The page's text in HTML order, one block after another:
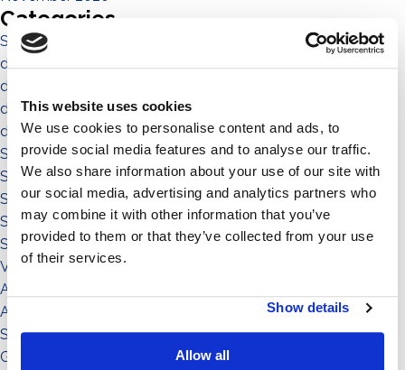
This website uses cookies
We use cookies to personalise content and ads, to
provide social media features and to analyse our traffic.
We also share information about your use of our site with
our social media, advertising and analytics partners who
may combine it with other information that you’ve
provided to them or that they’ve collected from your use
of their services.
Show details
Allow all
Categories
Sistema No-Flex
die menschen
die gemeinde
die umgebung
das territorium
Sistema a Vela 11°
Sistema Est-Ovest
Sistema a Vela
Sistema Connect
Sistema Standard
Video illustrativi
Accessori
Accessorio
Sistema
Grado di inclinazione: 11°